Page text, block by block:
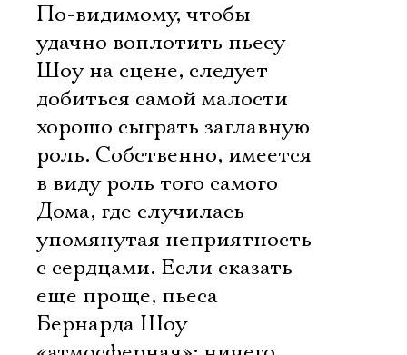
По-видимому, чтобы
удачно воплотить пьесу
Шоу на сцене, следует
добиться самой малости 
хорошо сыграть заглавную
роль. Собственно, имеется
в виду роль того самого
Дома, где случилась
упомянутая неприятность
с сердцами. Если сказать
еще проще, пьеса
Бернарда Шоу 